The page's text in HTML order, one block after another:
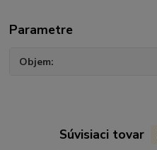
Parametre
Objem
Súvisiaci tovar